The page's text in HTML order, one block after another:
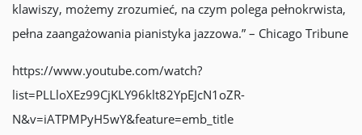
klawiszy, możemy zrozumieć, na czym polega pełnokrwista,
pełna zaangażowania pianistyka jazzowa.” – Chicago Tribune
https://www.youtube.com/watch?
list=PLLloXEz99CjKLY96klt82YpEJcN1oZR-
N&v=iATPMPyH5wY&feature=emb_title